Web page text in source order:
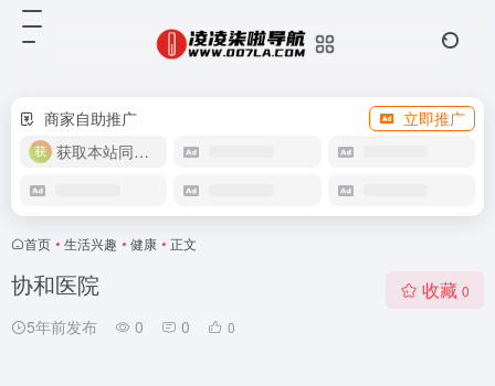
商家自助推广
立即推广
获取本站同款主题
首页 • 生活兴趣 • 健康 • 正文
协和医院
5年前发布 0 0 0
收藏 0